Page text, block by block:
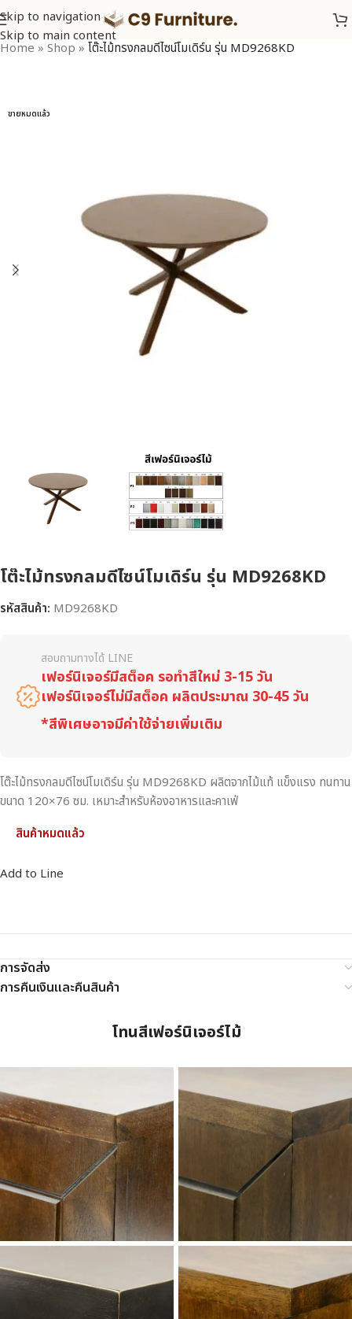
Skip to navigation
Skip to main content
Home » Shop » โต๊ะไม้ทรงกลมดีไซน์โมเดิร์น รุ่น MD9268KD
ขายหมดแล้ว
โต๊ะไม้ทรงกลมดีไซน์โมเดิร์น รุ่น MD9268KD
รหัสสินค้า: MD9268KD
สอบถามทางได้ LINE
เฟอร์นิเจอร์มีสต็อค รอทำสีใหม่ 3-15 วัน
เฟอร์นิเจอร์ไม่มีสต็อค ผลิตประมาณ 30-45 วัน
*สีพิเศษอาจมีค่าใช้จ่ายเพิ่มเติม
โต๊ะไม้ทรงกลมดีไซน์โมเดิร์น รุ่น MD9268KD ผลิตจากไม้แท้ แข็งแรง ทนทาน
ขนาด 120×76 ซม. เหมาะสำหรับห้องอาหารและคาเฟ่
สินค้าหมดแล้ว
Add to Line
การจัดส่ง
การคืนเงินและคืนสินค้า
โทนสีเฟอร์นิเจอร์ไม้